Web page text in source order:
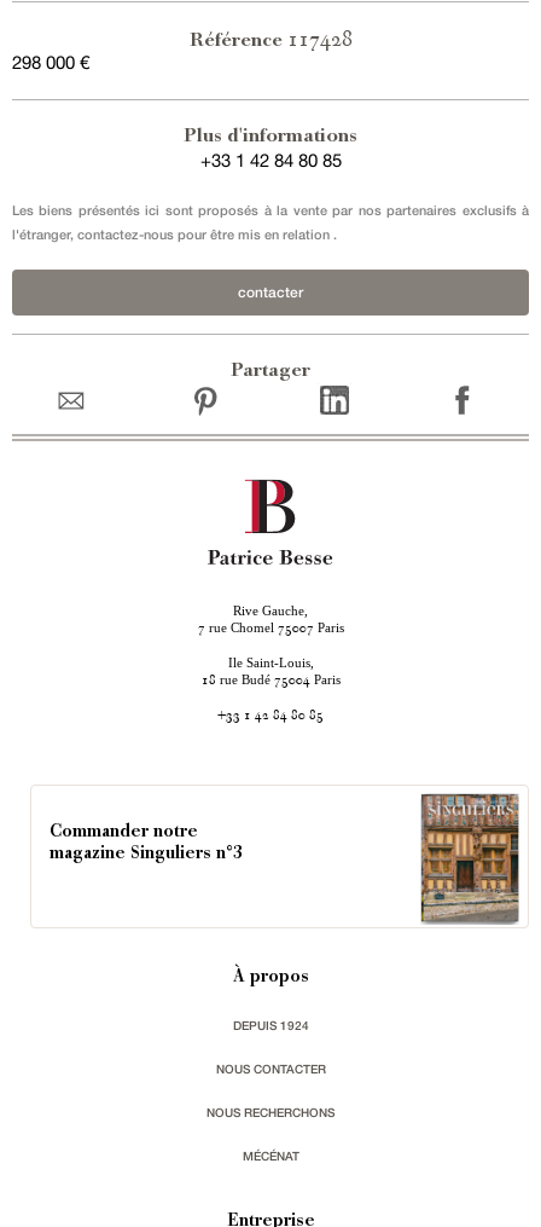
Référence 117428
298 000 €
Plus d'informations
+33 1 42 84 80 85
Les biens présentés ici sont proposés à la vente par nos partenaires exclusifs à
l'étranger, contactez-nous pour être mis en relation .
contacter
Partager
Rive Gauche,
7 rue Chomel 75007 Paris
Ile Saint-Louis,
18 rue Budé 75004 Paris
+33 1 42 84 80 85
Commander notre
magazine Singuliers n°3
À propos
DEPUIS 1924
NOUS CONTACTER
NOUS RECHERCHONS
MÉCÉNAT
Entreprise